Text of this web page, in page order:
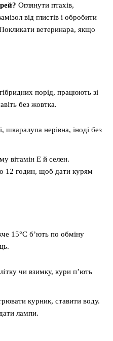
Оглянути птахів,
від глистів і обробити
ветеринара, якщо
порід, працюють зі
без жовтка.
шкаралупа нерівна, іноді без
вітамін Е й селен.
12 годин, щоб дати курям
15°C б’ють по обміну
чи взимку, кури п’ють
курник, ставити воду.
лампи.